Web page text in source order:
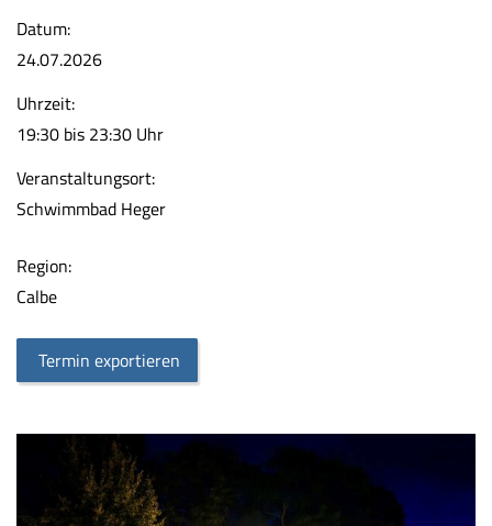
Datum:
24.07.2026
Uhrzeit:
19:30 bis 23:30 Uhr
Veranstaltungsort:
Schwimmbad Heger
Region:
Calbe
Termin exportieren